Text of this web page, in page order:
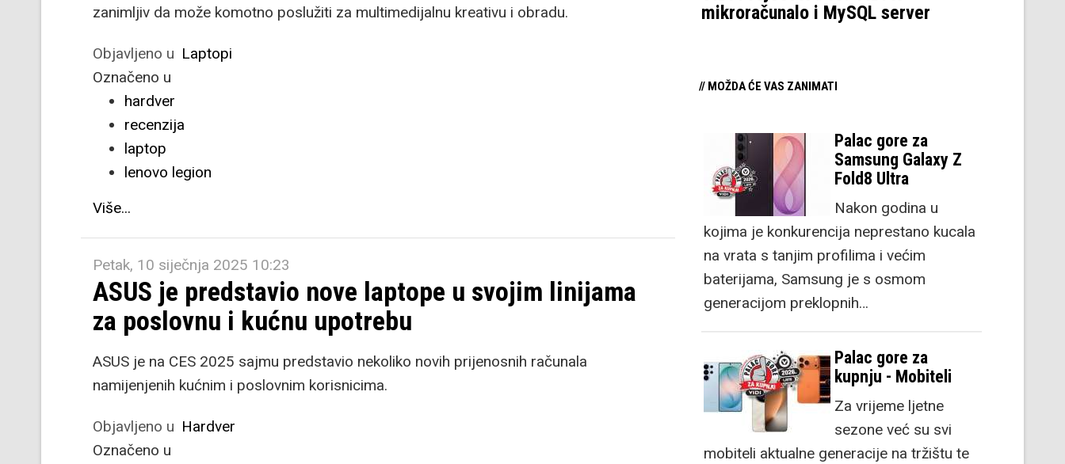
zanimljiv da može komotno poslužiti za multimedijalnu kreativu i obradu.
Objavljeno u Laptopi
Označeno u
hardver
recenzija
laptop
lenovo legion
Više...
Petak, 10 siječnja 2025 10:23
ASUS je predstavio nove laptope u svojim linijama
za poslovnu i kućnu upotrebu
ASUS je na CES 2025 sajmu predstavio nekoliko novih prijenosnih računala
namijenjenih kućnim i poslovnim korisnicima.
Objavljeno u Hardver
Označeno u
mikroračunalo i MySQL server
// MOŽDA ĆE VAS ZANIMATI
Palac gore za
Samsung Galaxy Z
Fold8 Ultra
Nakon godina u
kojima je konkurencija neprestano kucala
na vrata s tanjim profilima i većim
baterijama, Samsung je s osmom
generacijom preklopnih…
Palac gore za
kupnju - Mobiteli
Za vrijeme ljetne
sezone već su svi
mobiteli aktualne generacije na tržištu te